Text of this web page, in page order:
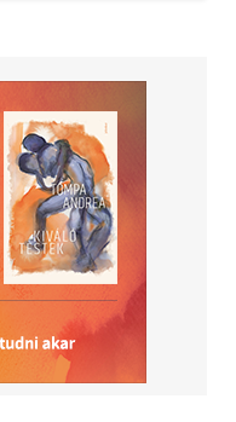
megemésszük őket.